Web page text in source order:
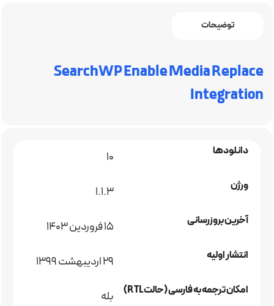
توضیحات
SearchWP Enable Media Replace
Integration
دانلودها 10
ورژن 1.1.3
آخرین بروزرسانی 15 فروردین 1403
انتشار اولیه 29 اردیبهشت 1399
امکان ترجمه به فارسی (حالت RTL) بله